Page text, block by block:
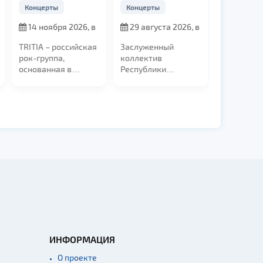
Концерты
14 ноября 2026, в
TRITIA – российская
рок-группа,
основанная в
Концерты
29 августа 2026, в
Заслуженный
коллектив
Республики
ИНФОРМАЦИЯ
О проекте